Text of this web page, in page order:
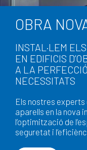
OBRA
INSTAL·LEM
EN EDIFICIS
A LA
NECESSITATS
Els nostres experts
aparells en la nova
l’optimització de
seguretat i